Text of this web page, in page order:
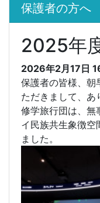
保護者の方へ
2025年
2026年2月17日
保護者の皆様、朝
ただきまして、あ
修学旅行団は、無
イ民族共生象徴空
ました。